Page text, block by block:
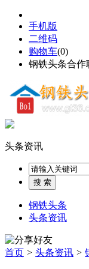
手机版
二维码
购物车(0)
钢铁头条合作
头条资讯
钢铁头条
头条资讯
首页 > 头条资讯 >